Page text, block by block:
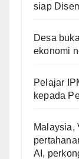
siap
Desa
ekonomi
Pelajar
kepada
Malaysia,
AI,